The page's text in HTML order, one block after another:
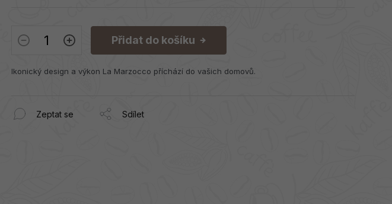
Přidat do košíku
Ikonický design a výkon La Marzocco příchází do vašich domovů.
Zeptat se Sdílet